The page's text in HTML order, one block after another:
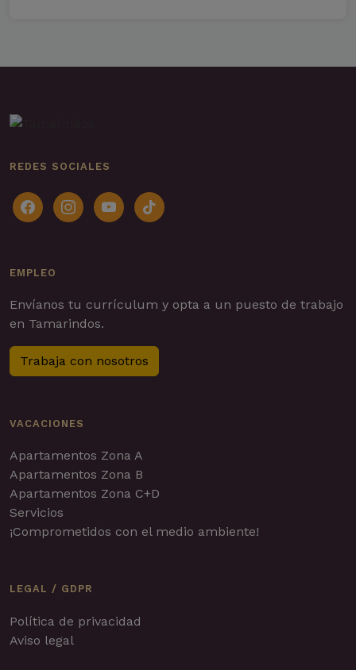
REDES SOCIALES
facebookinstagramyoutubetiktok
EMPLEO
Envíanos tu currículum y opta a un puesto de trabajo
en Tamarindos.
Trabaja con nosotros
VACACIONES
Apartamentos Zona A
Apartamentos Zona B
Apartamentos Zona C+D
Servicios
¡Comprometidos con el medio ambiente!
LEGAL / GDPR
Política de privacidad
Aviso legal